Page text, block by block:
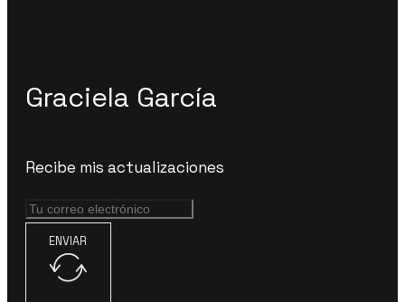
Graciela García
Recibe mis actualizaciones
ENVIAR